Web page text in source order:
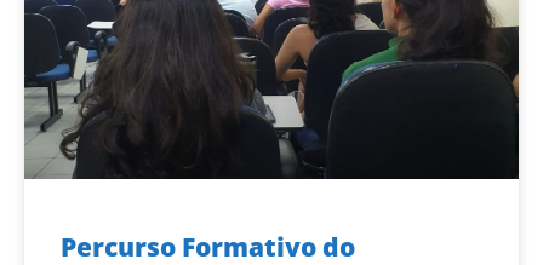
Percurso Formativo do